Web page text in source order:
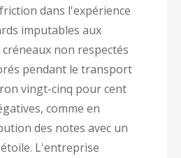
dans l'expérience
imputables aux
non respectés
pendant le transport
vingt-cinq pour cent
comme en
des notes avec un
L'entreprise